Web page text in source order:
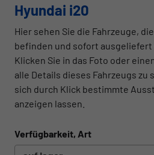
Hyundai i20
Hier sehen Sie die Fahrzeuge,
befinden und sofort ausgeliefert
Klicken Sie in das Foto oder
alle Details dieses Fahrzeugs zu
sich durch Klick bestimmte
anzeigen lassen.
Verfügbarkeit, Art